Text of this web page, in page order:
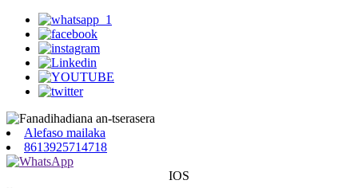
Alefaso mailaka
8613925714718
IOS